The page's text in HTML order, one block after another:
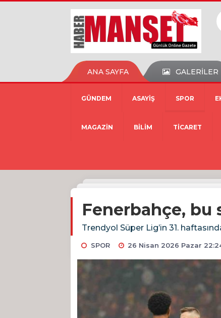
ANA SAYFA GALERİLER
GÜNDEM ASAYİŞ SPOR
MAGAZİN BİLİM TİCARET
Fenerbahçe,
Trendyol Süper Lig’in 31.
SPOR 26 Nisan 2026 Pazar